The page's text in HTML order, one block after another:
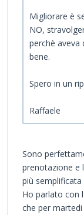
Migliorare è
NO,
perchè aveva
bene.
Spero in un
Raffaele
Sono
prenotazione e
più semplificata
Ho parlato con
che per